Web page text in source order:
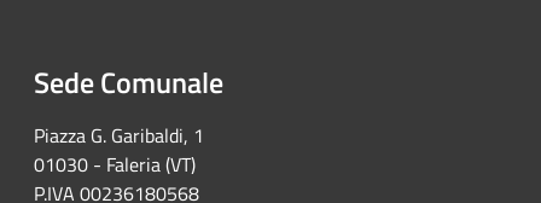
Sede Comunale
Piazza G. Garibaldi, 1
01030 - Faleria (VT)
P.IVA 00236180568